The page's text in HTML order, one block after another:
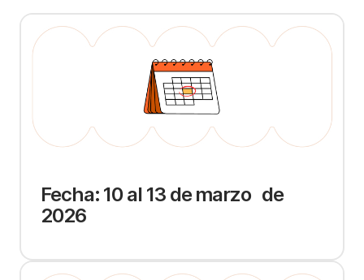
Fecha: 10 al 13 de marzo de
2026